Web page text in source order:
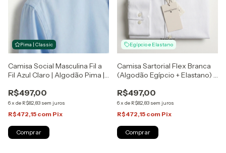
Pima | Classic
Camisa Social Masculina Fil a
Fil Azul Claro | Algodão Pima |
R$497,00
6x de R$82,83 sem juros
R$472,15 com Pix
Comprar
Egípcio e Elastano
Camisa Sartorial Flex Branca
(Algodão Egípcio + Elastano) |
R$497,00
6x de R$82,83 sem juros
R$472,15 com Pix
Comprar